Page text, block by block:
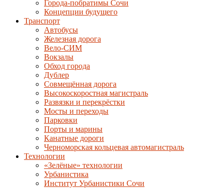
Города-побратимы Сочи
Концепции будущего
Транспорт
Автобусы
Железная дорога
Вело-СИМ
Вокзалы
Обход города
Дублер
Совмещённая дорога
Высокоскоростная магистраль
Развязки и перекрёстки
Мосты и переходы
Парковки
Порты и марины
Канатные дороги
Черноморская кольцевая автомагистраль
Технологии
«Зелёные» технологии
Урбанистика
Институт Урбанистики Сочи